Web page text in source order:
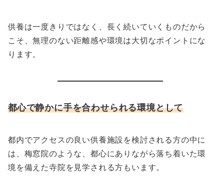
供養は一度きりではなく、長く続いていくものだから
こそ、無理のない距離感や環境は大切なポイントにな
ります。
都心で静かに手を合わせられる環境として
都内でアクセスの良い供養施設を検討される方の中に
は、梅窓院のような、都心にありながら落ち着いた環
境を備えた寺院を見学される方もいます。